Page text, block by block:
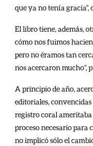
que ya no tenía gracia”,
El libro tiene, además,
cómo nos fuimos
pero no éramos tan
nos acercaron mucho”,
A principio de año,
editoriales,
registro coral
proceso necesario
no implicó sólo el